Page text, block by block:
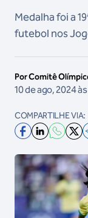
Medalha foi a
futebol nos
Por Comitê
10 de ago, 2024
COMPARTILHE VIA: